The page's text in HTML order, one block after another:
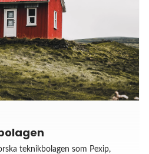
teknikbolagen som Pexip,